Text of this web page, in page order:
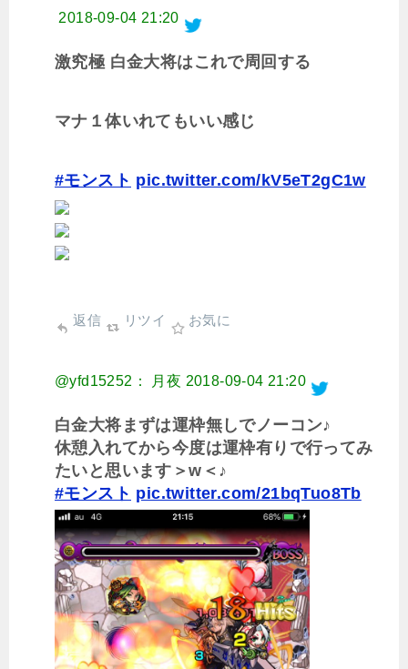
2018-09-04 21:20
激究極 白金大将はこれで周回する
マナ１体いれてもいい感じ
#モンスト pic.twitter.com/kV5eT2gC1w
返信 リツイ お気に
@yfd15252： 月夜 2018-09-04 21:20
白金大将まずは運枠無しでノーコン♪
休憩入れてから今度は運枠有りで行ってみ
たいと思います＞w＜♪
#モンスト pic.twitter.com/21bqTuo8Tb